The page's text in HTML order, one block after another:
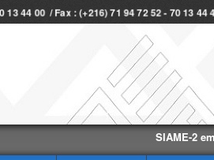
44 00 / Fax : (+216) 71 94 72 52 - 70 13 44
SIAME-2 eme